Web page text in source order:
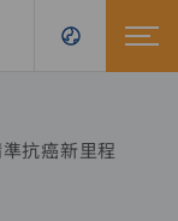
抗癌新里程